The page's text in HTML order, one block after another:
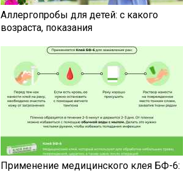
Аллергопробы для детей: с какого
возраста, показания
Применение медицинского клея БФ-6: